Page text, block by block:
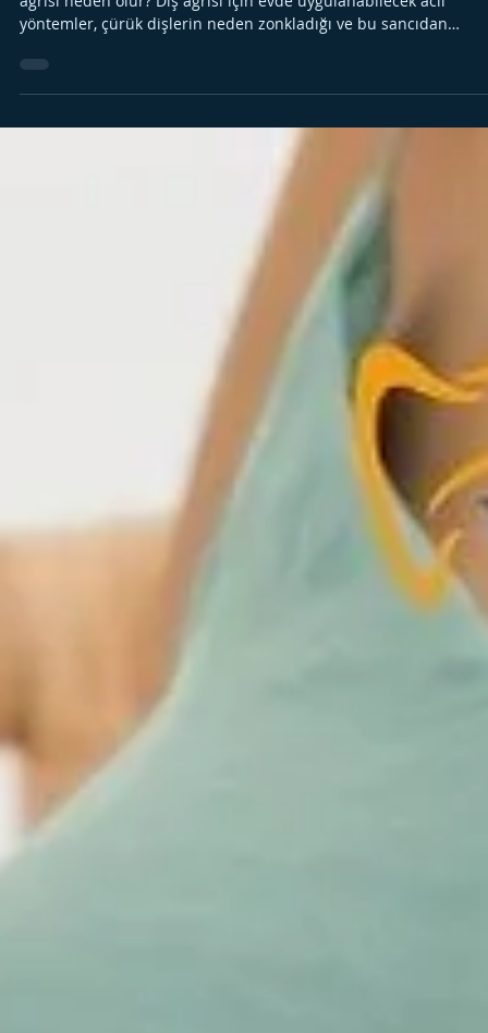
Zonklayan Diş Ağrısına Ne İyi Gelir?
Nedenleri ve Acil Çözümler
Gece uykudan uyandıran, kalp atışı gibi hissedilen zonklayan
ağrısı neden olur? Diş ağrısı için evde uygulanabilecek acil
yöntemler, çürük dişlerin neden zonkladığı ve bu sancıdan
kurtulmanın en etkili yollarını sizler için bir araya getirdik. Kısa
süreli rahatlamadan kalıcı tedaviye kadar tüm süreçleri bu